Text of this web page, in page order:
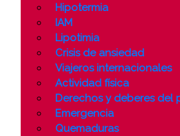
Hipotermia
IAM
Lipotimia
Crisis de ansiedad
Viajeros internacionales
Actividad física
Derechos y deberes del
Emergencia
Quemaduras